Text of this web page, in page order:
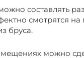
составлять
смотрятся на
бруса.
можно